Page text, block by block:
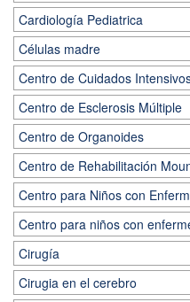
Cardiología Pediatrica
Células madre
Centro de Cuidados
Centro de Esclerosis Múltiple
Centro de Organoides
Centro de Rehabilitación
Centro para Niños con
Centro para niños con
Cirugía
Cirugia en el cerebro